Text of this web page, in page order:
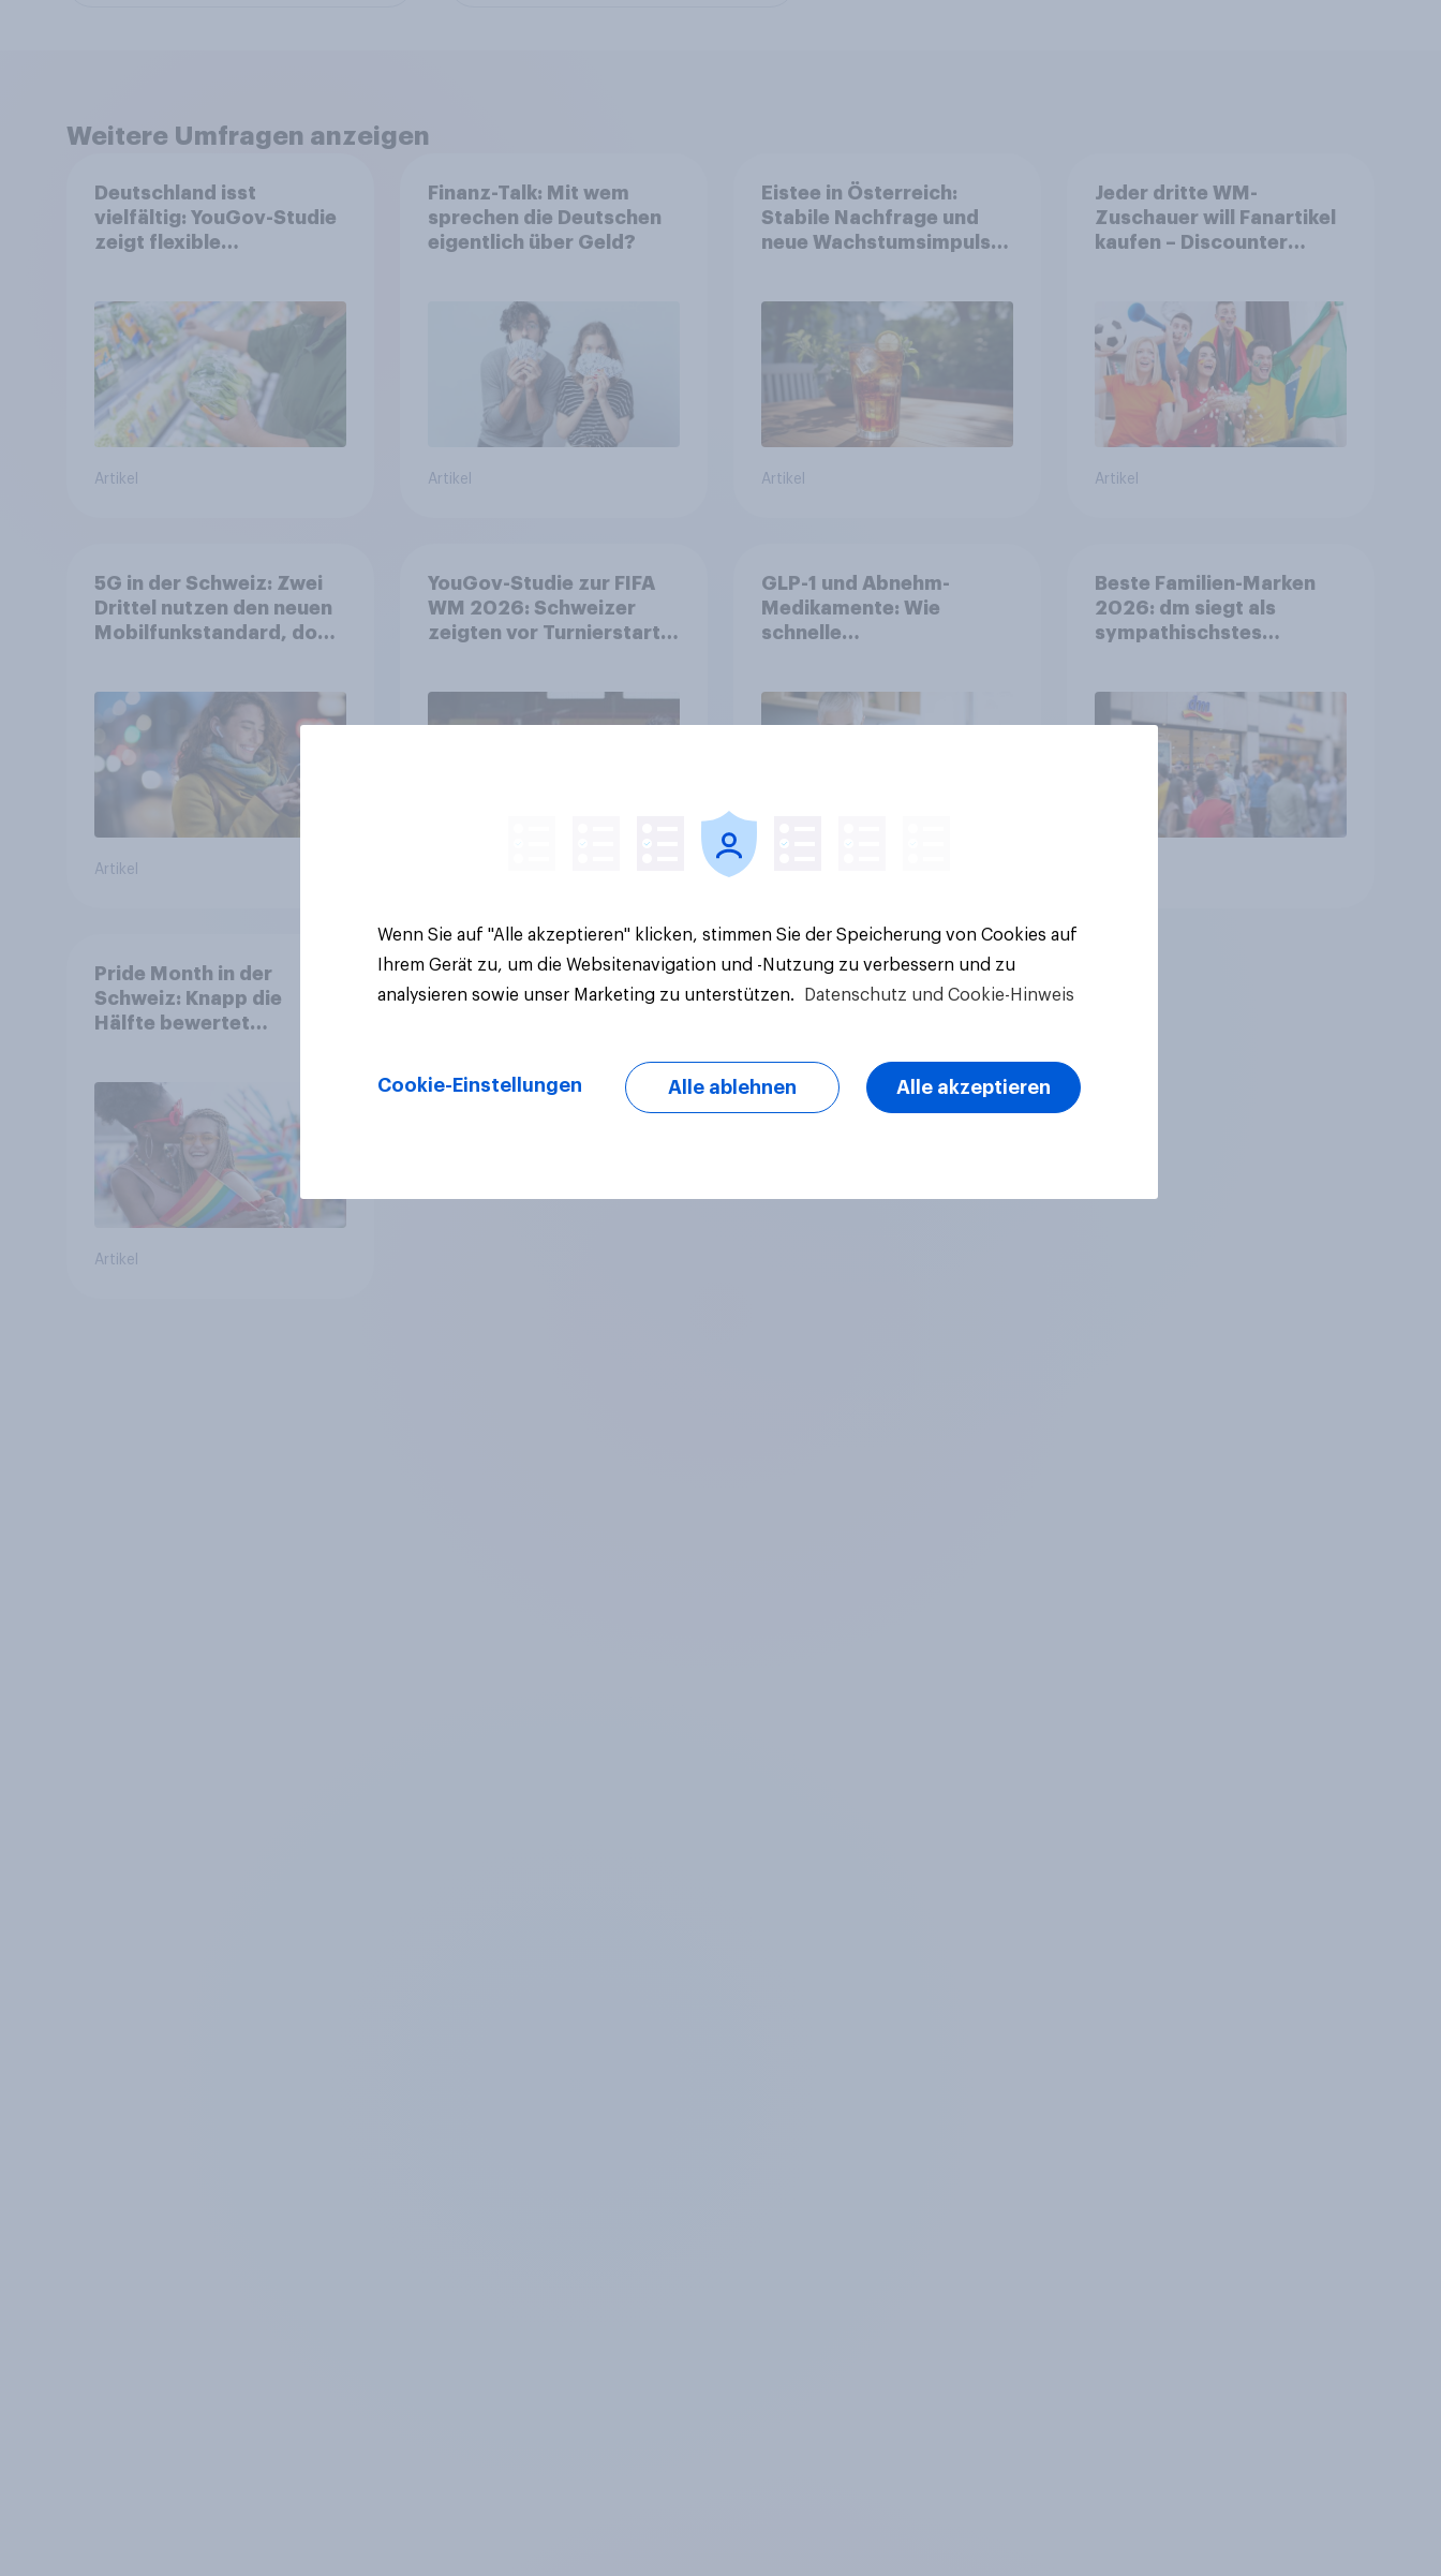
Weitere Umfragen anzeigen
Deutschland isst
vielfältig: YouGov-Studie
zeigt flexible
Artikel
Finanz-Talk: Mit wem
sprechen die Deutschen
eigentlich über Geld?
Artikel
Eistee in Österreich:
Stabile Nachfrage und
neue Wachstumsimpulse
Artikel
Jeder dritte WM-
Zuschauer will Fanartikel
kaufen – Discounter
Artikel
5G in der Schweiz: Zwei
Drittel nutzen den neuen
Mobilfunkstandard, doch
Artikel
YouGov-Studie zur FIFA
WM 2026: Schweizer
zeigten vor Turnierstart
GLP-1 und Abnehm-
Medikamente: Wie
schnelle
umgestalten
Beste Familien-Marken
2026: dm siegt als
sympathischstes
Pride Month in der
Schweiz: Knapp die
Hälfte bewertet
bleibt umstritten
Artikel
Wenn Sie auf "Alle akzeptieren" klicken, stimmen Sie der Speicherung von Cookies auf
Ihrem Gerät zu, um die Websitenavigation und -Nutzung zu verbessern und zu
analysieren sowie unser Marketing zu unterstützen.
Datenschutz und Cookie-Hinweis
Cookie-Einstellungen Alle ablehnen Alle akzeptieren